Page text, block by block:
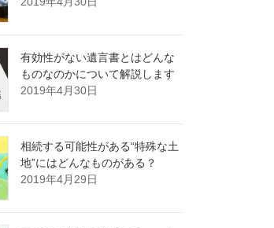
有効性がない遺言書とはどんな
ものなのかについて解説します
2019年4月30日
相続する可能性がある“特殊な土
地”にはどんなものがある？
2019年4月29日